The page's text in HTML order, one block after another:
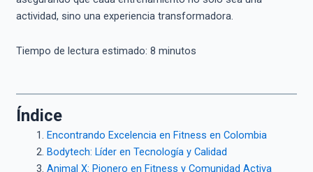
actividad, sino una experiencia transformadora.
Tiempo de lectura estimado: 8 minutos
Índice
Encontrando Excelencia en Fitness en Colombia
Bodytech: Líder en Tecnología y Calidad
Animal X: Pionero en Fitness y Comunidad Activa